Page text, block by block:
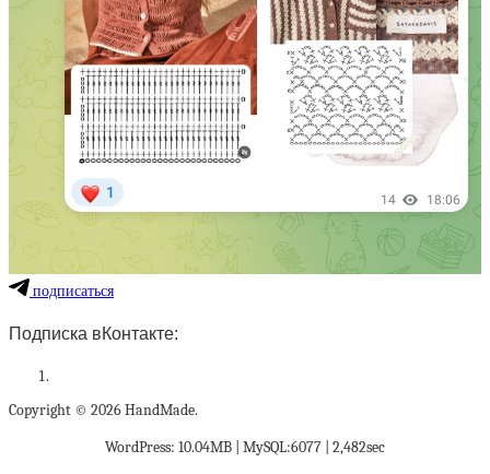
подписаться
Подписка вКонтакте:
Copyright © 2026 HandMade.
WordPress: 10.04MB | MySQL:6077 | 2,482sec